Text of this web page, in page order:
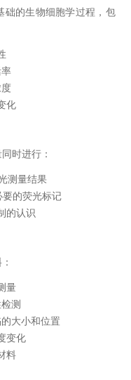
础的生物细胞学过程，包
化
时进行：
测量结果
的荧光标记
的认识
量
测
大小和位置
变化
料